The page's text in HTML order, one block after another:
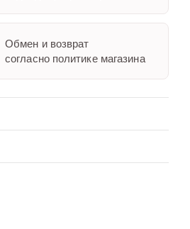
Обмен и возврат
согласно политике магазина